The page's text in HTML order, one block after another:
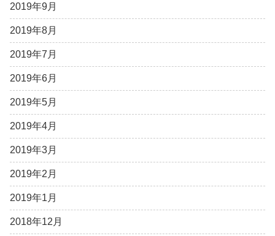
2019年9月
2019年8月
2019年7月
2019年6月
2019年5月
2019年4月
2019年3月
2019年2月
2019年1月
2018年12月